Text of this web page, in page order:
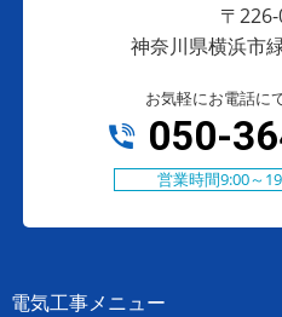
〒
神奈川県横浜市
お気軽にお電話に
050-
営業時間9:00～
電気工事メニュー